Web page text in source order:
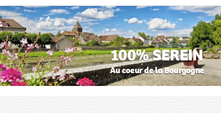
100% SEREIN
Au coeur de la Bourgogne